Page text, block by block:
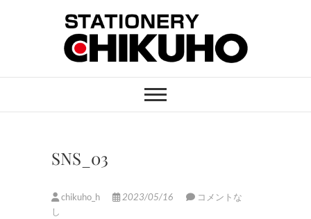
STATIONERY
CHIKUHO
SNS_03
chikuho_h 2023/05/16
コメントな
し